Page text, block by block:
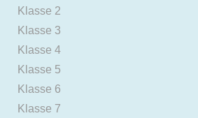
Klasse 2
Klasse 3
Klasse 4
Klasse 5
Klasse 6
Klasse 7